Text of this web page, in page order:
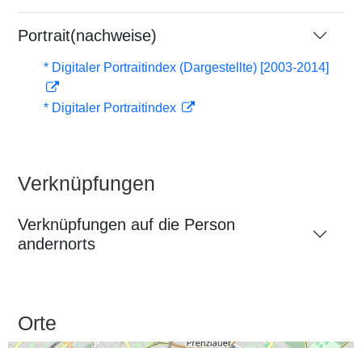
Portrait(nachweise)
* Digitaler Portraitindex (Dargestellte) [2003-2014]
* Digitaler Portraitindex
Verknüpfungen
Verknüpfungen auf die Person
andernorts
Orte